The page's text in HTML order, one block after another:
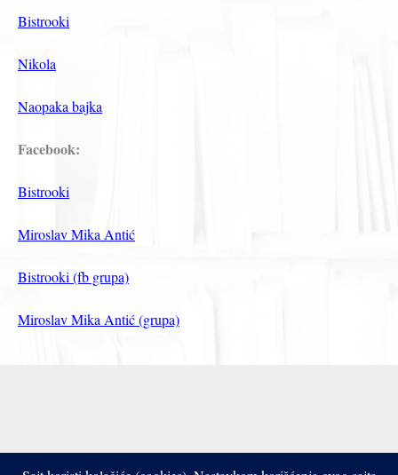
Bistrooki
Nikola
Naopaka bajka
Facebook:
Bistrooki
Miroslav Mika Antić
Bistrooki (fb grupa)
Miroslav Mika Antić (grupa)